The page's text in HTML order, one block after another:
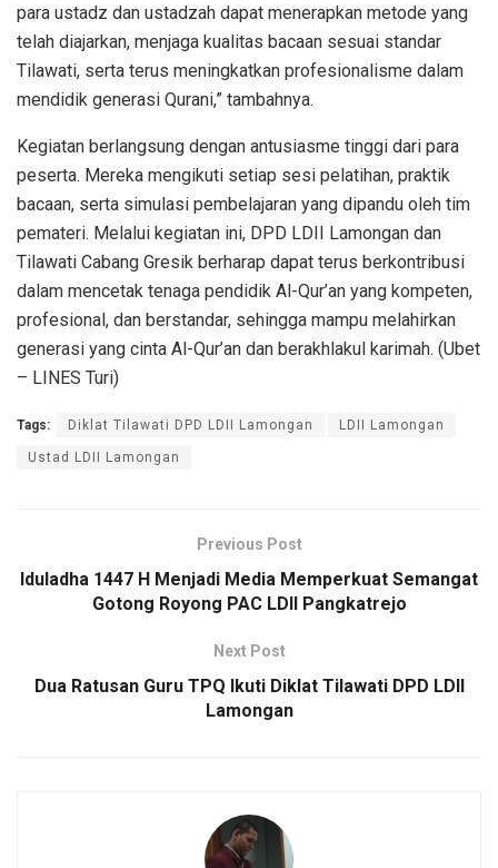
para ustadz dan ustadzah dapat menerapkan metode yang
telah diajarkan, menjaga kualitas bacaan sesuai standar
Tilawati, serta terus meningkatkan profesionalisme dalam
mendidik generasi Qurani,” tambahnya.
Kegiatan berlangsung dengan antusiasme tinggi dari para
peserta. Mereka mengikuti setiap sesi pelatihan, praktik
bacaan, serta simulasi pembelajaran yang dipandu oleh tim
pemateri. Melalui kegiatan ini, DPD LDII Lamongan dan
Tilawati Cabang Gresik berharap dapat terus berkontribusi
dalam mencetak tenaga pendidik Al-Qur’an yang kompeten,
profesional, dan berstandar, sehingga mampu melahirkan
generasi yang cinta Al-Qur’an dan berakhlakul karimah. (Ubet
– LINES Turi)
Tags: Diklat Tilawati DPD LDII Lamongan LDII Lamongan
Ustad LDII Lamongan
Previous Post
Iduladha 1447 H Menjadi Media Memperkuat Semangat
Gotong Royong PAC LDII Pangkatrejo
Next Post
Dua Ratusan Guru TPQ Ikuti Diklat Tilawati DPD LDII
Lamongan